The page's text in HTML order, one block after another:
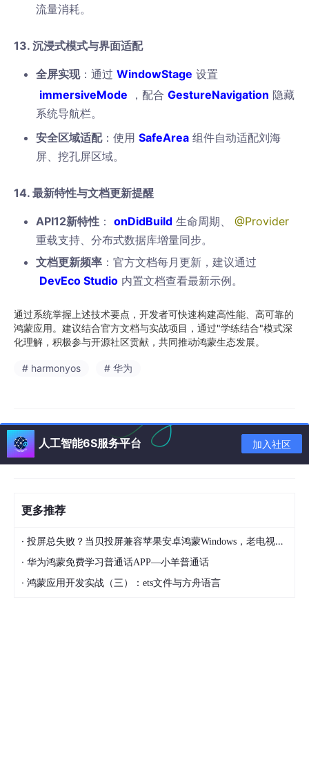
流量消耗。
13. 沉浸式模式与界面适配
全屏实现：通过 WindowStage 设置
immersiveMode
，配合 GestureNavigation 隐藏
系统导航栏。
安全区域适配：使用 SafeArea 组件自动适配刘海
屏、挖孔屏区域。
14. 最新特性与文档更新提醒
API12新特性 ： onDidBuild 生命周期、
@Provider
重载支持、分布式数据库增量同步。
文档更新频率 ：官方文档每月更新，建议通过
DevEco Studio 内置文档查看最新示例。
通过系统掌握上述技术要点，开发者可快速构建高性能、高可靠的
鸿蒙应用。建议结合官方文档与实战项目，通过"学练结合"模式深
化理解，积极参与开源社区贡献，共同推动鸿蒙生态发展。
# harmonyos # 华为
人工智能6S服务平台 加入社区
更多推荐
· 投屏总失败？当贝投屏兼容苹果安卓鸿蒙Windows，老电视也能用！
· 华为鸿蒙免费学习普通话APP—小羊普通话
· 鸿蒙应用开发实战（三）：ets文件与方舟语言